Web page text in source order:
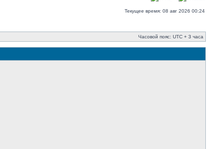
Текущее время: 08 авг 2026 00:24
Часовой пояс: UTC + 3 часа